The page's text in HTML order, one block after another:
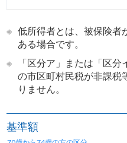
※ 低所得者とは、被保険者
ある場合です。
※
「区分ア」または「区
の市区町村民税が非課税
りません。
基準額